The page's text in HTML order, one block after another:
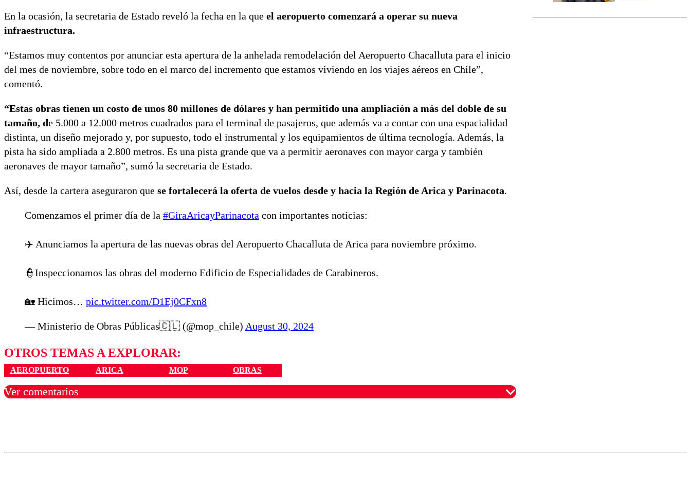
En la ocasión, la secretaria de Estado reveló la fecha en la que el aeropuerto comenzará a operar su nueva
infraestructura.
“Estamos muy contentos por anunciar esta apertura de la anhelada remodelación del Aeropuerto Chacalluta para el inicio
del mes de noviembre, sobre todo en el marco del incremento que estamos viviendo en los viajes aéreos en Chile”,
comentó.
“Estas obras tienen un costo de unos 80 millones de dólares y han permitido una ampliación a más del doble de su
tamaño, de 5.000 a 12.000 metros cuadrados para el terminal de pasajeros, que además va a contar con una espacialidad
distinta, un diseño mejorado y, por supuesto, todo el instrumental y los equipamientos de última tecnología. Además, la
pista ha sido ampliada a 2.800 metros. Es una pista grande que va a permitir aeronaves con mayor carga y también
aeronaves de mayor tamaño”, sumó la secretaria de Estado.
Así, desde la cartera aseguraron que se fortalecerá la oferta de vuelos desde y hacia la Región de Arica y Parinacota.
Comenzamos el primer día de la #GiraAricayParinacota con importantes noticias:
✈️ Anunciamos la apertura de las nuevas obras del Aeropuerto Chacalluta de Arica para noviembre próximo.
👮Inspeccionamos las obras del moderno Edificio de Especialidades de Carabineros.
🏡 Hicimos… pic.twitter.com/D1Ej0CFxn8
— Ministerio de Obras Públicas🇨🇱 (@mop_chile) August 30, 2024
OTROS TEMAS A EXPLORAR:
AEROPUERTO ARICA MOP OBRAS
Ver comentarios
el fin de la